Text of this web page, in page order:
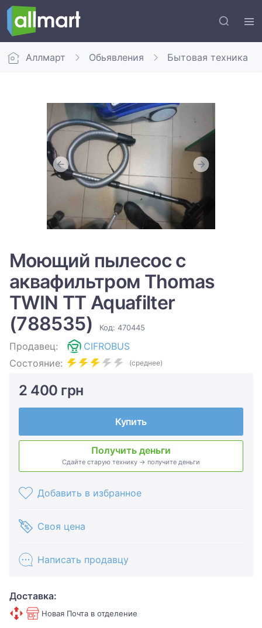
Аллмарт Обьявления Бытовая техника
Моющий пылесос с
аквафильтром Thomas
TWIN TT Aquafilter
(788535)
Код: 470445
Продавец:
CIFROBUS
Состояние:
(среднее)
2 400 грн
Купить
Получить деньги
Сдайте старую технику → получите деньги
Добавить в избранное
Своя цена
Написать продавцу
Доставка:
Новая Почта в отделение